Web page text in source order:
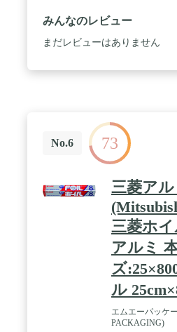
みんなのレビュー
まだレビューはありません
No.6 73
三菱ア
三菱ホイ
アルミ
ズ
ル
エムエーパッケ
PACKAGING)